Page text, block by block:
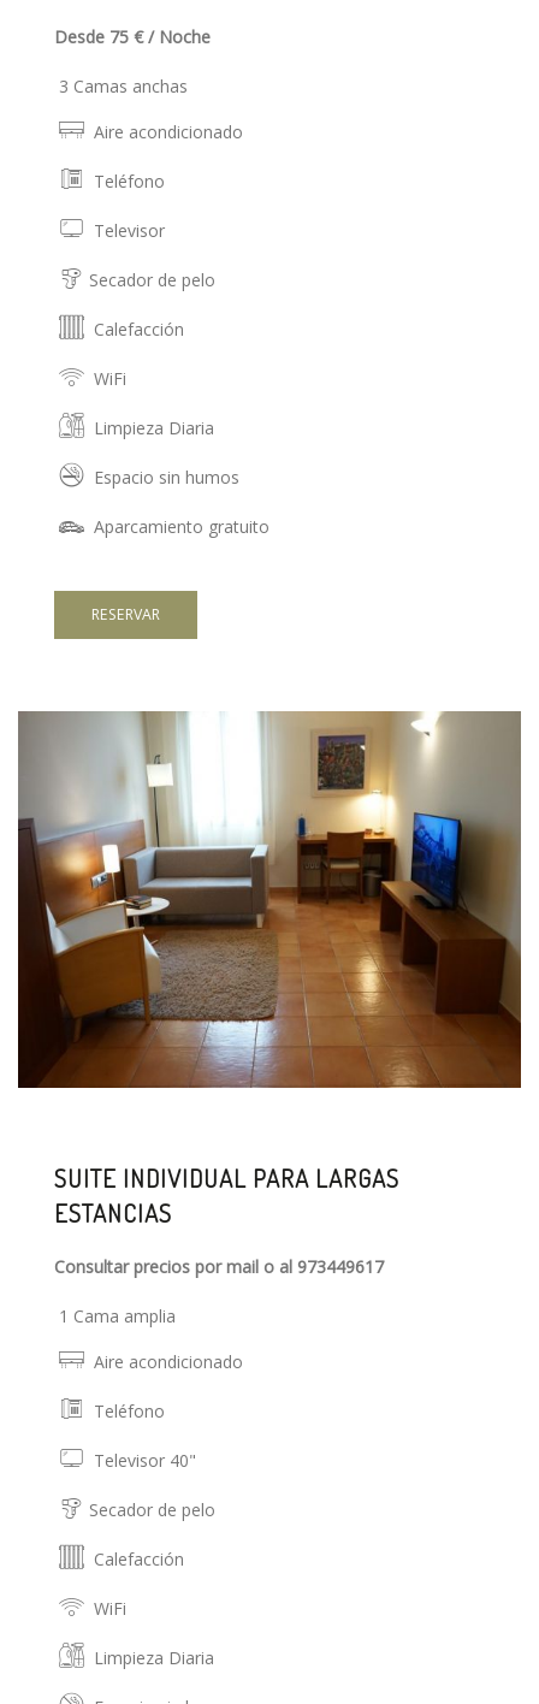
Desde 75 € / Noche
3 Camas anchas
Aire acondicionado
Teléfono
Televisor
Secador de pelo
Calefacción
WiFi
Limpieza Diaria
Espacio sin humos
Aparcamiento gratuito
RESERVAR
SUITE INDIVIDUAL PARA LARGAS
ESTANCIAS
Consultar precios por mail o al 973449617
1 Cama amplia
Aire acondicionado
Teléfono
Televisor 40"
Secador de pelo
Calefacción
WiFi
Limpieza Diaria